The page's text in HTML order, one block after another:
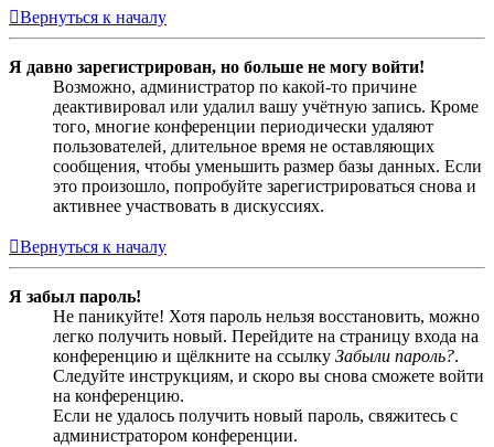
Вернуться к началу
Я давно зарегистрирован, но больше не могу войти!
Возможно, администратор по какой-то причине
деактивировал или удалил вашу учётную запись. Кроме
того, многие конференции периодически удаляют
пользователей, длительное время не оставляющих
сообщения, чтобы уменьшить размер базы данных. Если
это произошло, попробуйте зарегистрироваться снова и
активнее участвовать в дискуссиях.
Вернуться к началу
Я забыл пароль!
Не паникуйте! Хотя пароль нельзя восстановить, можно
легко получить новый. Перейдите на страницу входа на
конференцию и щёлкните на ссылку Забыли пароль?.
Следуйте инструкциям, и скоро вы снова сможете войти
на конференцию.
Если не удалось получить новый пароль, свяжитесь с
администратором конференции.